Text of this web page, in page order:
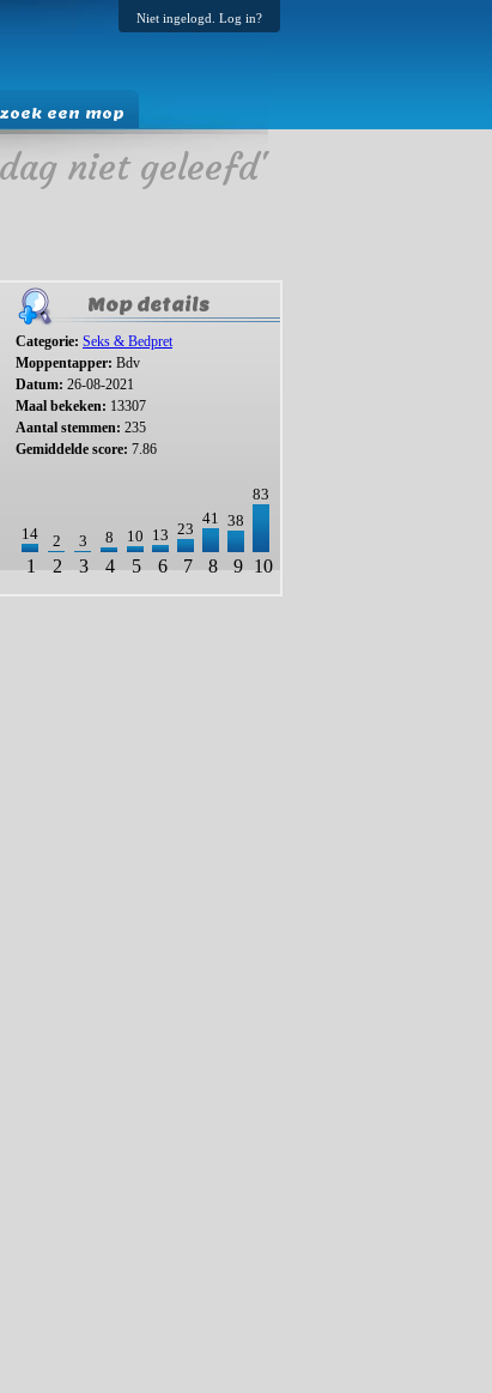
Niet ingelogd. Log in?
zoek een mop
niet geleefd'
Mop details
Categorie: Seks & Bedpret
Moppentapper: Bdv
Datum: 26-08-2021
Maal bekeken: 13307
Aantal stemmen: 235
Gemiddelde score: 7.86
14 2 3 8 10 13 23
41 38
83
1 2 3 4 5 6 7 8 9 10